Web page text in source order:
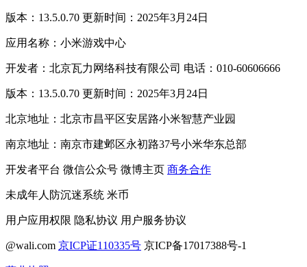
版本：13.5.0.70 更新时间：2025年3月24日
应用名称：小米游戏中心
开发者：北京瓦力网络科技有限公司 电话：010-60606666
版本：13.5.0.70 更新时间：2025年3月24日
北京地址：北京市昌平区安居路小米智慧产业园
南京地址：南京市建邺区永初路37号小米华东总部
开发者平台 微信公众号 微博主页 商务合作
未成年人防沉迷系统 米币
用户应用权限 隐私协议 用户服务协议
@wali.com 京ICP证110335号 京ICP备17017388号-1